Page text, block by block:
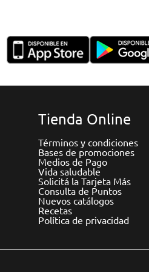
Tienda Online
Términos y condiciones
Bases de promociones
Medios de Pago
Vida saludable
Solicitá la Tarjeta Más
Consulta de Puntos
Nuevos catálogos
Recetas
Política de privacidad